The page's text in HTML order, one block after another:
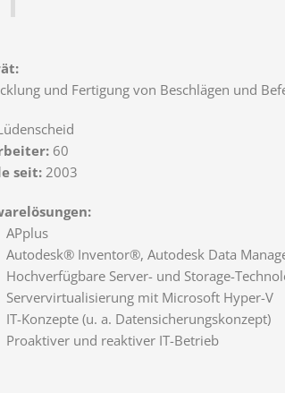
und Fertigung von Beschlägen und
60
seit: 2003
APplus
Autodesk® Inventor®, Autodesk Data
Hochverfügbare Server- und Storage-
Servervirtualisierung mit Microsoft Hyper-V
IT-Konzepte (u. a. Datensicherungskonzept)
Proaktiver und reaktiver IT-Betrieb